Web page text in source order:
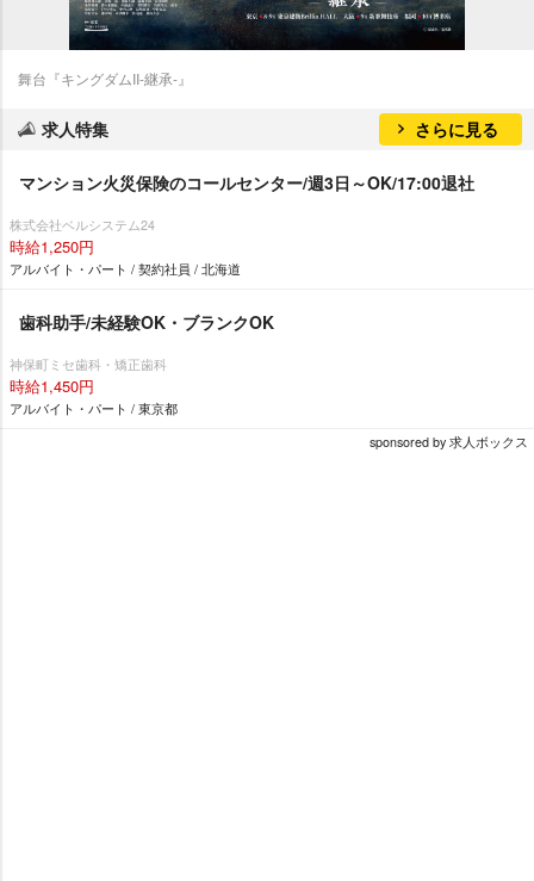
舞台『キングダムII-継承-』
求人特集 さらに見る
マンション火災保険のコールセンター/週3日～OK/17:00退社
株式会社ベルシステム24
時給1,250円
アルバイト・パート / 契約社員 / 北海道
歯科助手/未経験OK・ブランクOK
神保町ミセ歯科・矯正歯科
時給1,450円
アルバイト・パート / 東京都
sponsored by 求人ボックス